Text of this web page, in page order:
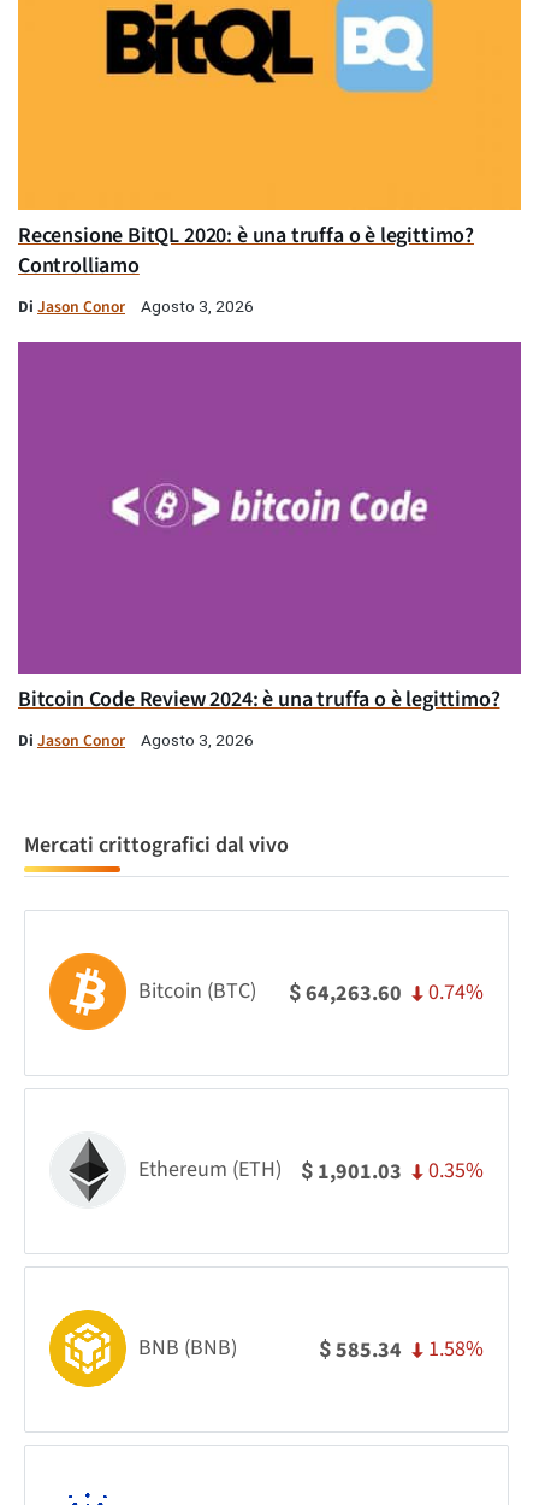
Recensione BitQL 2020: è una truffa o è legittimo?
Controlliamo
Di Jason Conor Agosto 3, 2026
Bitcoin Code Review 2024: è una truffa o è legittimo?
Di Jason Conor Agosto 3, 2026
Mercati crittografici dal vivo
Bitcoin (BTC) $64,263.60 0.74%
Ethereum (ETH) $ 1,901.03 0.35%
BNB (BNB) $585.34 1.58%